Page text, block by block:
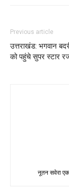
Previous article
उत्तराखंड: भगवान
को पहुंचे सुपर स्टार
नूतन सवेरा